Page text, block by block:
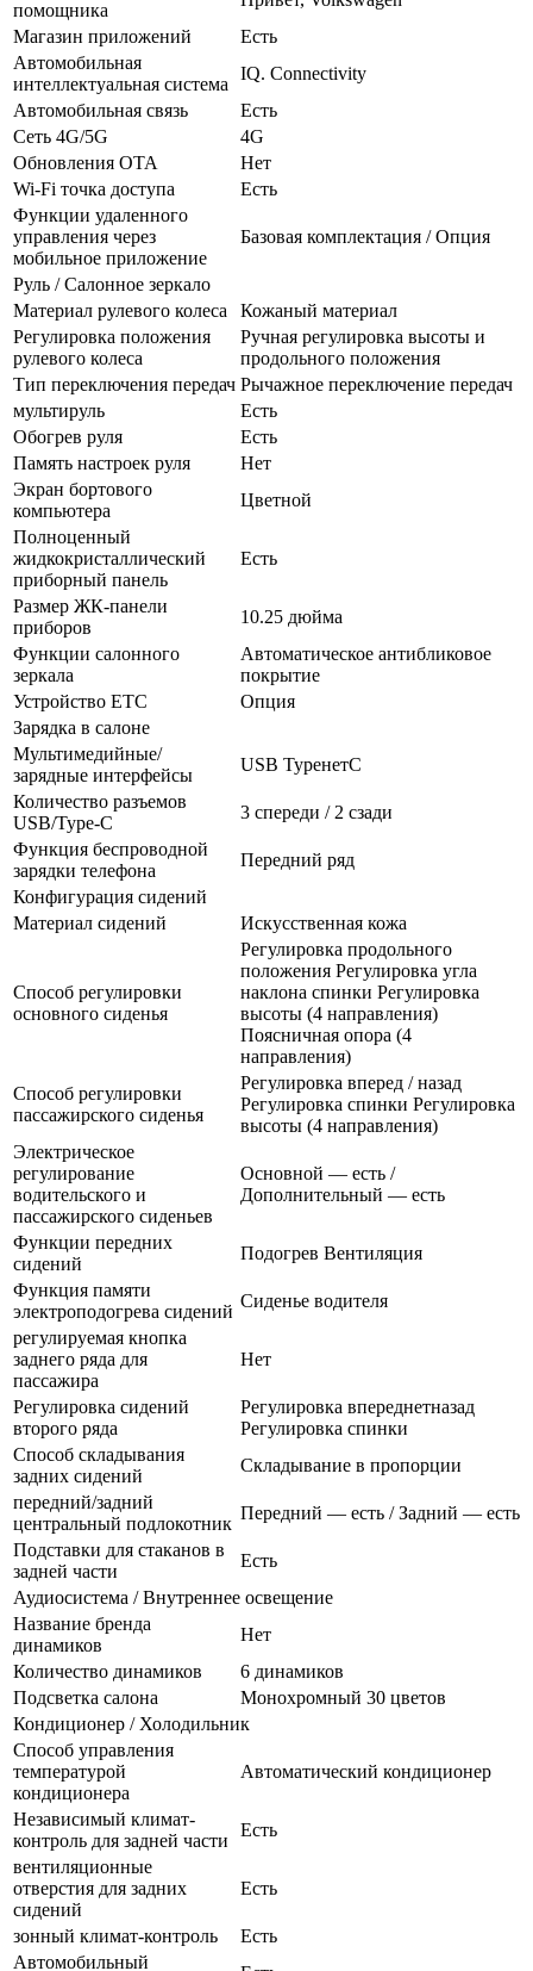
помощника
Магазин приложений
Есть
Автомобильная
интеллектуальная система
IQ. Connectivity
Автомобильная связь
Есть
Сеть 4G/5G
4G
Обновления OTA
Нет
Wi-Fi точка доступа
Есть
Функции удаленного
управления через
мобильное приложение
Базовая комплектация / Опция
Руль / Салонное зеркало
Материал рулевого колеса
Кожаный материал
Регулировка положения
рулевого колеса
Ручная регулировка высоты и
продольного положения
Тип переключения передач Рычажное переключение передач
мультируль
Есть
Обогрев руля
Есть
Память настроек руля
Нет
Экран бортового
компьютера
Цветной
Полноценный
жидкокристаллический
приборный панель
Есть
Размер ЖК-панели
приборов
10.25 дюйма
Функции салонного
зеркала
Автоматическое антибликовое
покрытие
Устройство ETC
Опция
Зарядка в салоне
Мультимедийные/
зарядные интерфейсы
USB TypeнетC
Количество разъемов
USB/Type-C
3 спереди / 2 сзади
Функция беспроводной
зарядки телефона
Передний ряд
Конфигурация сидений
Материал сидений
Искусственная кожа
Способ регулировки
основного сиденья
Регулировка продольного
положения Регулировка угла
наклона спинки Регулировка
высоты (4 направления)
Поясничная опора (4
направления)
Способ регулировки
пассажирского сиденья
Регулировка вперед / назад
Регулировка спинки Регулировка
высоты (4 направления)
Электрическое
регулирование
водительского и
пассажирского сиденьев
Основной — есть /
Дополнительный — есть
Функции передних
сидений
Подогрев Вентиляция
Функция памяти
электроподогрева сидений
Сиденье водителя
регулируемая кнопка
заднего ряда для
пассажира
Нет
Регулировка сидений
второго ряда
Регулировка впереднетназад
Регулировка спинки
Способ складывания
задних сидений
Складывание в пропорции
передний/задний
центральный подлокотник
Передний — есть / Задний — есть
Подставки для стаканов в
задней части
Есть
Аудиосистема / Внутреннее освещение
Название бренда
динамиков
Нет
Количество динамиков
6 динамиков
Подсветка салона
Монохромный 30 цветов
Кондиционер / Холодильник
Способ управления
температурой
кондиционера
Автоматический кондиционер
Независимый климат-
контроль для задней части
Есть
вентиляционные
отверстия для задних
сидений
Есть
зонный климат-контроль
Есть
Автомобильный